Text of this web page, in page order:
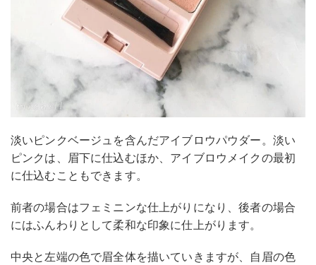
淡いピンクベージュを含んだアイブロウパウダー。淡い
ピンクは、眉下に仕込むほか、アイブロウメイクの最初
に仕込むこともできます。
前者の場合はフェミニンな仕上がりになり、後者の場合
にはふんわりとして柔和な印象に仕上がります。
中央と左端の色で眉全体を描いていきますが、自眉の色